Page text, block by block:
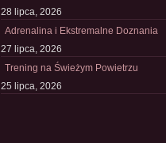
28 lipca, 2026
Adrenalina i Ekstremalne Doznania
27 lipca, 2026
Trening na Świeżym Powietrzu
25 lipca, 2026